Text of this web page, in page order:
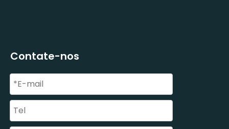
Contate-nos